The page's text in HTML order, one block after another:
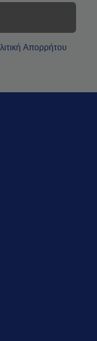
Απορρήτου